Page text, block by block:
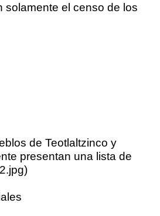
solamente el censo de los
de Teotlaltzinco y
presentan una lista de